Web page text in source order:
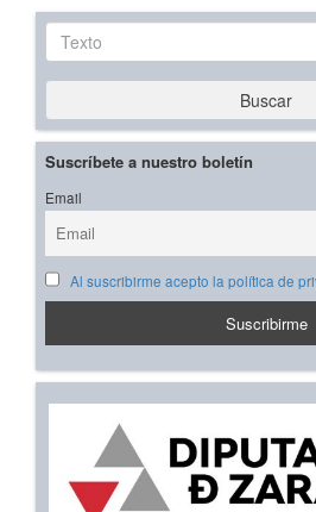
Texto
Buscar
Suscríbete a nuestro boletín
Email
Al suscribirme acepto la política de